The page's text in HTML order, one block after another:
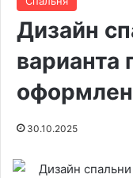
Дизайн
варианта
30.10.2025